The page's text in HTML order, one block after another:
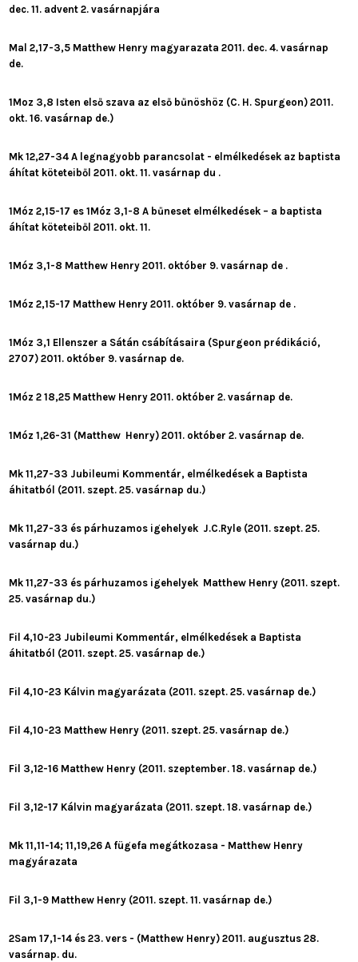
dec. 11. advent 2. vasárnapjára
Mal 2,17-3,5 Matthew Henry magyarazata 2011. dec. 4. vasárnap
de.
1Moz 3,8 Isten első szava az első bűnöshöz (C. H. Spurgeon) 2011.
okt. 16. vasárnap de.)
Mk 12,27-34 A legnagyobb parancsolat - elmélkedések az baptista
áhítat köteteiből 2011. okt. 11. vasárnap du .
1Móz 2,15-17 es 1Móz 3,1-8 A bűneset elmélkedések – a baptista
áhítat köteteiből 2011. okt. 11.
1Móz 3,1-8 Matthew Henry 2011. október 9. vasárnap de .
1Móz 2,15-17 Matthew Henry 2011. október 9. vasárnap de .
1Móz 3,1 Ellenszer a Sátán csábításaira (Spurgeon prédikáció,
2707) 2011. október 9. vasárnap de.
1Móz 2 18,25 Matthew Henry 2011. október 2. vasárnap de.
1Móz 1,26-31 (Matthew Henry) 2011. október 2. vasárnap de.
Mk 11,27-33 Jubileumi Kommentár, elmélkedések a Baptista
áhitatból (2011. szept. 25. vasárnap du.)
Mk 11,27-33 és párhuzamos igehelyek J.C.Ryle (2011. szept. 25.
vasárnap du.)
Mk 11,27-33 és párhuzamos igehelyek Matthew Henry (2011. szept.
25. vasárnap du.)
Fil 4,10-23 Jubileumi Kommentár, elmélkedések a Baptista
áhitatból (2011. szept. 25. vasárnap de.)
Fil 4,10-23 Kálvin magyarázata (2011. szept. 25. vasárnap de.)
Fil 4,10-23 Matthew Henry (2011. szept. 25. vasárnap de.)
Fil 3,12-16 Matthew Henry (2011. szeptember. 18. vasárnap de.)
Fil 3,12-17 Kálvin magyarázata (2011. szept. 18. vasárnap de.)
Mk 11,11-14; 11,19,26 A fügefa megátkozasa - Matthew Henry
magyárazata
Fil 3,1-9 Matthew Henry (2011. szept. 11. vasárnap de.)
2Sam 17,1-14 és 23. vers - (Matthew Henry) 2011. augusztus 28.
vasárnap. du.